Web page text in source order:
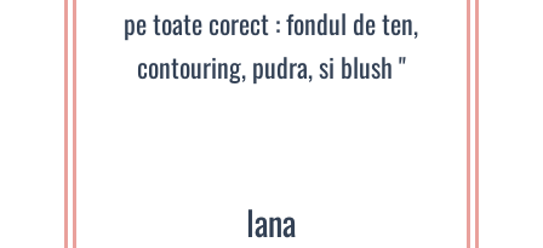
pe toate corect : fondul de ten,
contouring, pudra, si blush "
Iana